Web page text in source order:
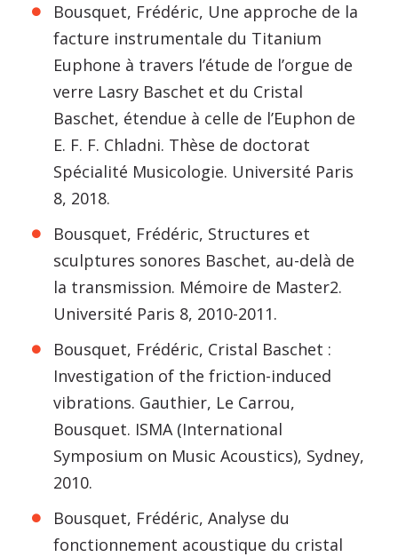
Bousquet, Frédéric, Une approche de la
facture instrumentale du Titanium
Euphone à travers l’étude de l’orgue de
verre Lasry Baschet et du Cristal
Baschet, étendue à celle de l’Euphon de
E. F. F. Chladni. Thèse de doctorat
Spécialité Musicologie. Université Paris
8, 2018.
Bousquet, Frédéric, Structures et
sculptures sonores Baschet, au-delà de
la transmission. Mémoire de Master2.
Université Paris 8, 2010-2011.
Bousquet, Frédéric, Cristal Baschet :
Investigation of the friction-induced
vibrations. Gauthier, Le Carrou,
Bousquet. ISMA (International
Symposium on Music Acoustics), Sydney,
2010.
Bousquet, Frédéric, Analyse du
fonctionnement acoustique du cristal